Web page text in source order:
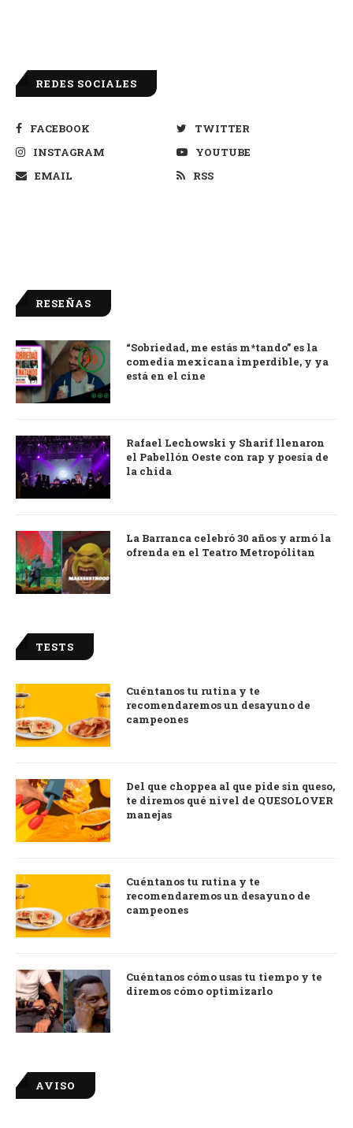
REDES SOCIALES
FACEBOOK
TWITTER
INSTAGRAM
YOUTUBE
EMAIL
RSS
RESEÑAS
9.0
“Sobriedad, me estás m*tando” es la
comedia mexicana imperdible, y ya
está en el cine
Rafael Lechowski y Sharif llenaron
el Pabellón Oeste con rap y poesía de
la chida
La Barranca celebró 30 años y armó la
ofrenda en el Teatro Metropólitan
TESTS
Cuéntanos tu rutina y te
recomendaremos un desayuno de
campeones
Del que choppea al que pide sin queso,
te diremos qué nivel de QUESOLOVER
manejas
Cuéntanos tu rutina y te
recomendaremos un desayuno de
campeones
Cuéntanos cómo usas tu tiempo y te
diremos cómo optimizarlo
AVISO